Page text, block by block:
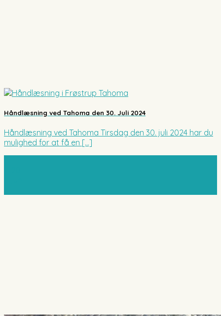
Håndlæsning ved Tahoma den 30. Juli 2024
Håndlæsning ved Tahoma Tirsdag den 30. juli 2024 har du
mulighed for at få en [...]